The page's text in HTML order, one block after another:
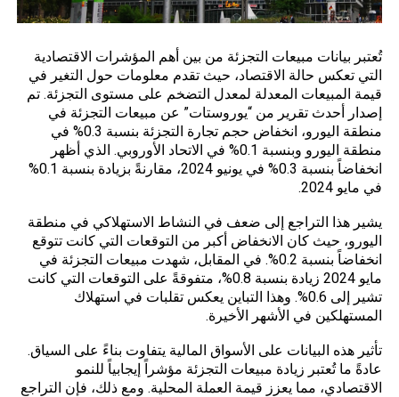
تُعتبر بيانات مبيعات التجزئة من بين أهم المؤشرات الاقتصادية
التي تعكس حالة الاقتصاد، حيث تقدم معلومات حول التغير في
قيمة المبيعات المعدلة لمعدل التضخم على مستوى التجزئة. تم
إصدار أحدث تقرير من “يوروستات” عن مبيعات التجزئة في
منطقة اليورو، انخفاض حجم تجارة التجزئة بنسبة 0.3% في
منطقة اليورو وبنسبة 0.1% في الاتحاد الأوروبي. الذي أظهر
انخفاضاً بنسبة 0.3% في يونيو 2024، مقارنةً بزيادة بنسبة 0.1%
في مايو 2024.
يشير هذا التراجع إلى ضعف في النشاط الاستهلاكي في منطقة
اليورو، حيث كان الانخفاض أكبر من التوقعات التي كانت تتوقع
انخفاضاً بنسبة 0.2%. في المقابل، شهدت مبيعات التجزئة في
مايو 2024 زيادة بنسبة 0.8%، متفوقةً على التوقعات التي كانت
تشير إلى 0.6%. وهذا التباين يعكس تقلبات في استهلاك
المستهلكين في الأشهر الأخيرة.
تأثير هذه البيانات على الأسواق المالية يتفاوت بناءً على السياق.
عادةً ما تُعتبر زيادة مبيعات التجزئة مؤشراً إيجابياً للنمو
الاقتصادي، مما يعزز قيمة العملة المحلية. ومع ذلك، فإن التراجع